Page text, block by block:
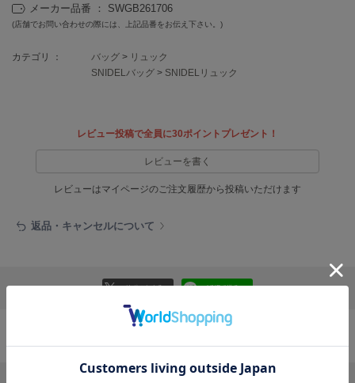
EIMY ISTOIRE
エイミー イストワール
エミ
エミヨガ
ETRÉ TOKYO
エトレトウキョウ
ey
FRAY I.D
メーカー品番 ： SWGB261706
(店舗でお問い合わせの際には、上記品番をお伝え下さい。)
カテゴリ ： バッグ > リュック
SNIDELバッグ > SNIDELリュック
レビュー投稿で全員に30ポイントプレゼント！
レビューを書く
レビューはマイページのご注文履歴から投稿いただけます
返品・キャンセルについて
リポストする LINEで送る
おすすめ商品